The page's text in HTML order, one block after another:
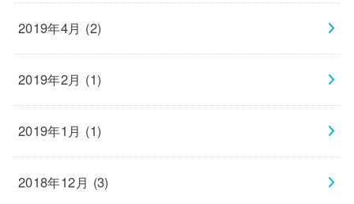
2019年4月 (2)
2019年2月 (1)
2019年1月 (1)
2018年12月 (3)